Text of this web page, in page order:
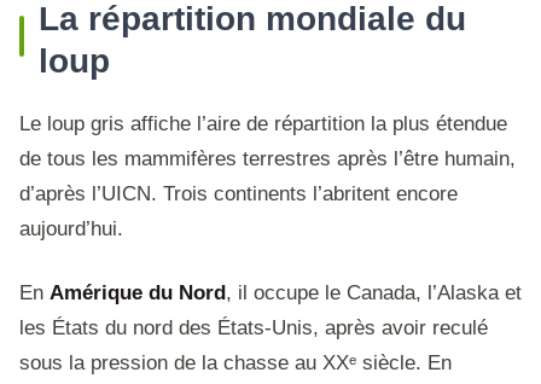
La répartition mondiale du
loup
Le loup gris affiche l’aire de répartition la plus étendue
de tous les mammifères terrestres après l’être humain,
d’après l’UICN. Trois continents l’abritent encore
aujourd’hui.
En Amérique du Nord, il occupe le Canada, l’Alaska et
les États du nord des États-Unis, après avoir reculé
sous la pression de la chasse au XXᵉ siècle. En